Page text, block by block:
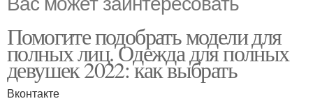
Помогите подобрать модели для
полных лиц. Одежда для полных
девушек 2022: как выбрать
Вконтакте